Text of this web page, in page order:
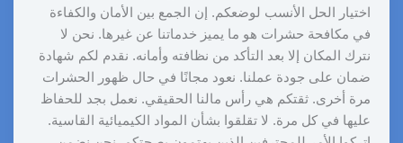
اختيار الحل الأنسب لوضعكم. إن الجمع بين الأمان والكفاءة
في مكافحة حشرات هو ما يميز خدماتنا عن غيرها. نحن لا
نترك المكان إلا بعد التأكد من نظافته وأمانه. نقدم لكم شهادة
ضمان على جودة عملنا. نعود مجانًا في حال ظهور الحشرات
مرة أخرى. ثقتكم هي رأس مالنا الحقيقي. نعمل بجد للحفاظ
عليها في كل مرة. لا تقلقوا بشأن المواد الكيميائية القاسية.